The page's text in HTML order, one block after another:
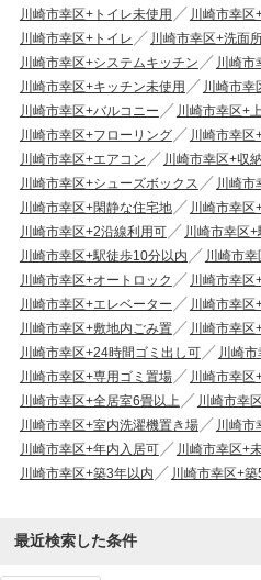
川崎市幸区+トイレ未使用
川崎市幸区
川崎市幸区+トイレ
川崎市幸区+洗面
川崎市幸区+システムキッチン
川崎市
川崎市幸区+キッチン未使用
川崎市幸
川崎市幸区+バルコニー
川崎市幸区+
川崎市幸区+フローリング
川崎市幸区
川崎市幸区+エアコン
川崎市幸区+収
川崎市幸区+シューズボックス
川崎市
川崎市幸区+閑静な住宅地
川崎市幸区
川崎市幸区+2沿線利用可
川崎市幸区
川崎市幸区+駅徒歩10分以内
川崎市
川崎市幸区+オートロック
川崎市幸区
川崎市幸区+エレベーター
川崎市幸区
川崎市幸区+敷地内ごみ置
川崎市幸区
川崎市幸区+24時間ゴミ出し可
川崎
川崎市幸区+専用ゴミ置場
川崎市幸区
川崎市幸区+全居室6畳以上
川崎市幸
川崎市幸区+室内洗濯機置き場
川崎市
川崎市幸区+年内入居可
川崎市幸区+
川崎市幸区+築3年以内
川崎市幸区+
最近検索した条件